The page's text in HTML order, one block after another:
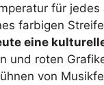
für jedes
farbigen
eine
und roten
von